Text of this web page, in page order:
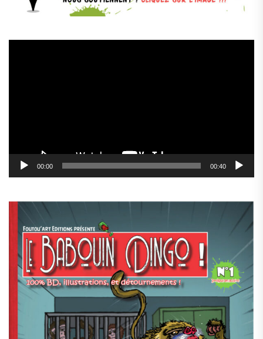
00:00 00:40